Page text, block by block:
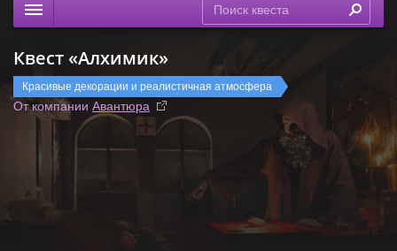
Расписание
Рейтинги
На карте
Сертификаты
Квест «Алхимик»
Красивые декорации и реалистичная атмосфера
От компании Авантюра